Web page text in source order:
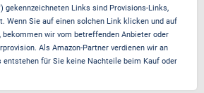
gekennzeichneten Links sind Provisions-Links,
Wenn Sie auf einen solchen Link klicken und auf
wir vom betreffenden Anbieter oder
Als Amazon-Partner verdienen wir an
entstehen für Sie keine Nachteile beim Kauf oder